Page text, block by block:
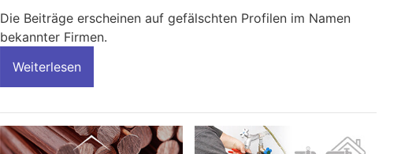
Die Beiträge erscheinen auf gefälschten Profilen im Namen
bekannter Firmen.
Weiterlesen